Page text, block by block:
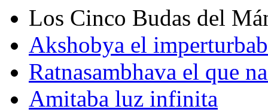
Los Cinco Budas del
Akshobya el
Ratnasambhava el que
Amitaba luz infinita